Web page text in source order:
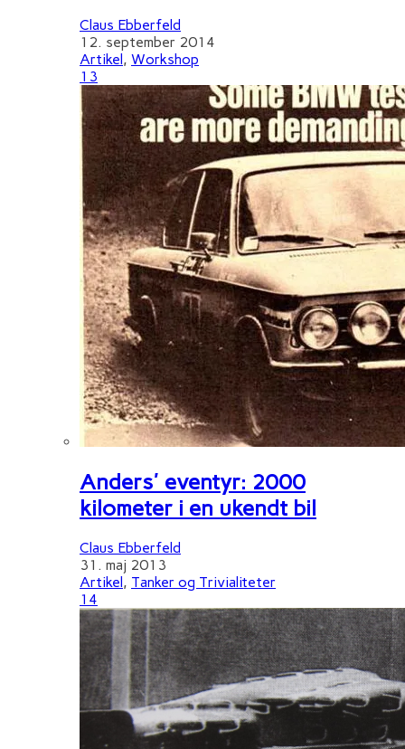
Claus Ebberfeld
12. september 2014
Artikel , Workshop
13
Anders' eventyr: 2000
kilometer i en ukendt bil
Claus Ebberfeld
31. maj 2013
Artikel , Tanker og Trivialiteter
14